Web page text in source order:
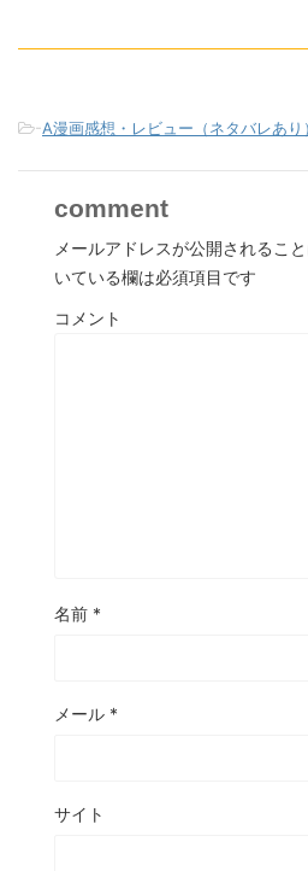
-A漫画感想・レビュー（ネタバレあり）
comment
メールアドレスが公開されること
いている欄は必須項目です
コメント
名前 *
メール *
サイト